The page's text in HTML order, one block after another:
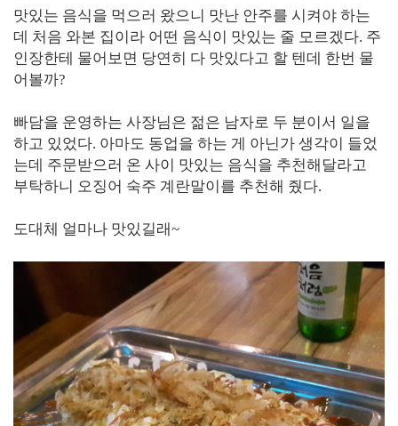
맛있는 음식을 먹으러 왔으니 맛난 안주를 시켜야 하는
데 처음 와본 집이라 어떤 음식이 맛있는 줄 모르겠다. 주
인장한테 물어보면 당연히 다 맛있다고 할 텐데 한번 물
어볼까?
빠담을 운영하는 사장님은 젊은 남자로 두 분이서 일을
하고 있었다. 아마도 동업을 하는 게 아닌가 생각이 들었
는데 주문받으러 온 사이 맛있는 음식을 추천해달라고
부탁하니 오징어 숙주 계란말이를 추천해 줬다.
도대체 얼마나 맛있길래~